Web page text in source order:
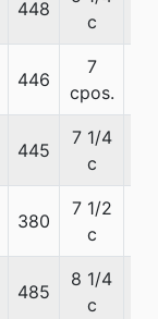
448
c
446
7
cpos.
445
7 1/4
c
380
7 1/2
c
485
8 1/4
c